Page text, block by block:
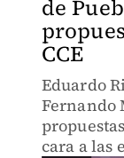
de
CCE
Eduardo
Fernando
cara a las